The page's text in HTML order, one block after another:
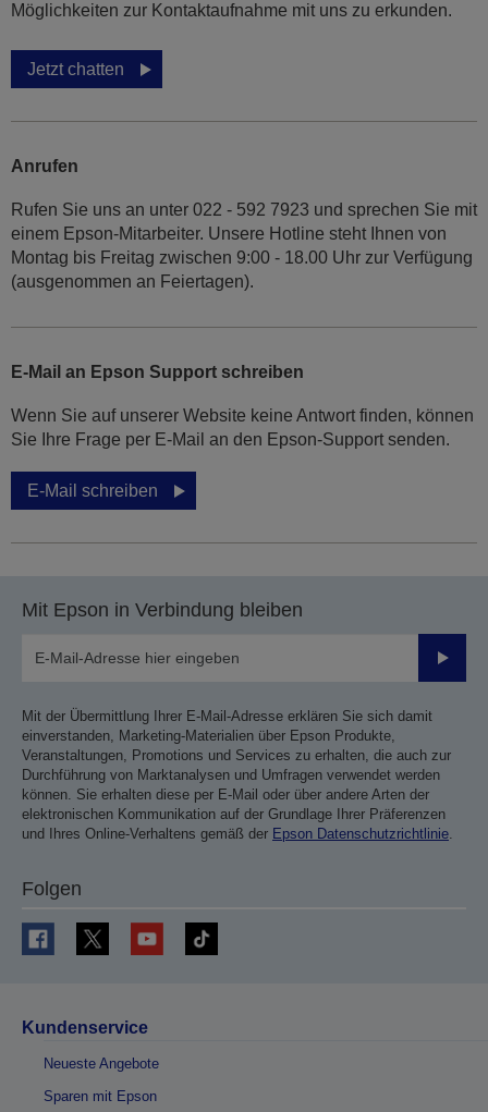
Möglichkeiten zur Kontaktaufnahme mit uns zu erkunden.
Jetzt chatten
Anrufen
Rufen Sie uns an unter 022 - 592 7923 und sprechen Sie mit
einem Epson-Mitarbeiter. Unsere Hotline steht Ihnen von
Montag bis Freitag zwischen 9:00 - 18.00 Uhr zur Verfügung
(ausgenommen an Feiertagen).
E-Mail an Epson Support schreiben
Wenn Sie auf unserer Website keine Antwort finden, können
Sie Ihre Frage per E-Mail an den Epson-Support senden.
E-Mail schreiben
Mit Epson in Verbindung bleiben
Mit der Übermittlung Ihrer E-Mail-Adresse erklären Sie sich damit
einverstanden, Marketing-Materialien über Epson Produkte,
Veranstaltungen, Promotions und Services zu erhalten, die auch zur
Durchführung von Marktanalysen und Umfragen verwendet werden
können. Sie erhalten diese per E-Mail oder über andere Arten der
elektronischen Kommunikation auf der Grundlage Ihrer Präferenzen
und Ihres Online-Verhaltens gemäß der Epson Datenschutzrichtlinie.
Folgen
Kundenservice
Neueste Angebote
Sparen mit Epson